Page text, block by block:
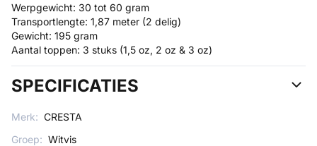
Werpgewicht: 30 tot 60 gram
Transportlengte: 1,87 meter (2 delig)
Gewicht: 195 gram
Aantal toppen: 3 stuks (1,5 oz, 2 oz & 3 oz)
SPECIFICATIES
Merk: CRESTA
Groep: Witvis